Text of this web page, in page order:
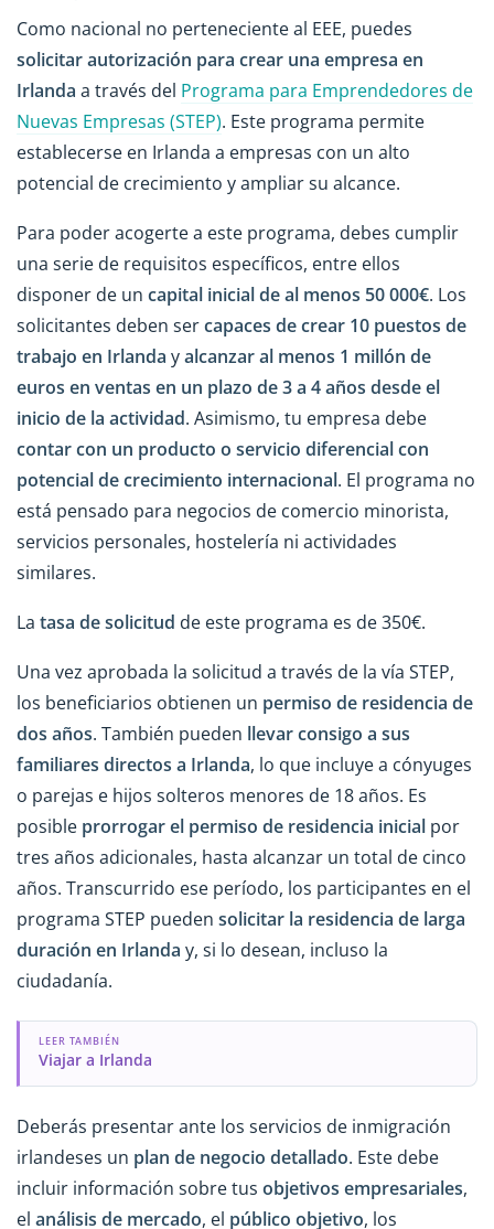
Como nacional no perteneciente al EEE, puedes
solicitar autorización para crear una empresa en
Irlanda a través del Programa para Emprendedores de
Nuevas Empresas (STEP). Este programa permite
establecerse en Irlanda a empresas con un alto
potencial de crecimiento y ampliar su alcance.
Para poder acogerte a este programa, debes cumplir
una serie de requisitos específicos, entre ellos
disponer de un capital inicial de al menos 50 000€. Los
solicitantes deben sercapaces de crear 10 puestos de
trabajo en Irlanda yalcanzar al menos 1 millón de
euros en ventas en un plazo de 3 a 4 años desde el
inicio de la actividad. Asimismo, tu empresa debe
contar con un producto o servicio diferencial con
potencial de crecimiento internacional. El programa no
está pensado para negocios de comercio minorista,
servicios personales, hostelería ni actividades
similares.
La tasa de solicitud de este programa es de 350€.
Una vez aprobada la solicitud a través de la vía STEP,
los beneficiarios obtienen un permiso de residencia de
dos años. También pueden llevar consigo a sus
familiares directos a Irlanda, lo que incluye a cónyuges
o parejas e hijos solteros menores de 18 años. Es
posible prorrogar el permiso de residencia inicial por
tres años adicionales, hasta alcanzar un total de cinco
años. Transcurrido ese período, los participantes en el
programa STEP pueden solicitar la residencia de larga
duración en Irlanda y, si lo desean, incluso la
ciudadanía.
LEER TAMBIÉN
Viajar a Irlanda
Deberás presentar ante los servicios de inmigración
irlandeses un plan de negocio detallado. Este debe
incluir información sobre tus objetivos empresariales,
el análisis de mercado, el público objetivo, los